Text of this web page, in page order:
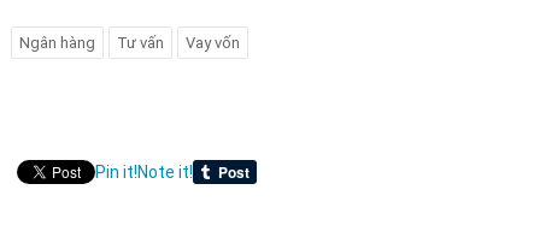
Ngân hàng Tư vấn Vay vốn
Pin it!Note it!